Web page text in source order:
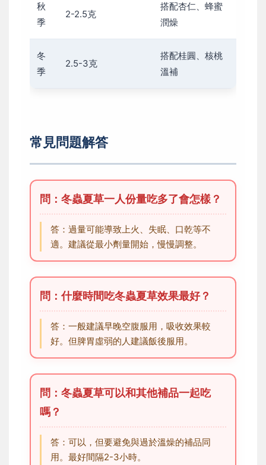
秋
季
2-2.5克
搭配杏仁、蜂蜜
潤燥
冬
季
2.5-3克
搭配桂圓、核桃
溫補
常見問題解答
問：冬蟲夏草一人份量吃多了會怎樣？
答：過量可能導致上火、失眠、口乾等不
適。建議從最小劑量開始，慢慢調整。
問：什麼時間吃冬蟲夏草效果最好？
答：一般建議早晚空腹服用，吸收效果較
好。但脾胃虛弱的人建議飯後服用。
問：冬蟲夏草可以和其他補品一起吃
嗎？
答：可以，但要避免與過於溫燥的補品同
用。最好間隔2-3小時。